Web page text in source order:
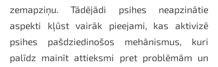
zemapziņu. Tādējādi psihes neapzinātie
aspekti kļūst vairāk pieejami, kas aktivizē
psihes pašdziedinošos mehānismus, kuri
palīdz mainīt attieksmi pret problēmām un